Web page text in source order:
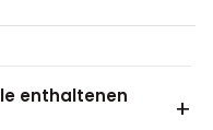
enthaltenen
+